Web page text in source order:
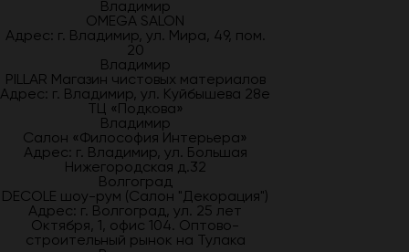
Владимир
OMEGA SALON
Адрес: г. Владимир, ул. Мира, 49, пом.
20
Владимир
PILLAR Магазин чистовых материалов
Адрес: г. Владимир, ул. Куйбышева 28е
ТЦ «Подкова»
Владимир
Салон «Философия Интерьера»
Адрес: г. Владимир, ул. Большая
Нижегородская д.32
Волгоград
DECOLE шоу-рум (Салон "Декорация")
Адрес: г. Волгоград, ул. 25 лет
Октября, 1, офис 104. Оптово-
строительный рынок на Тулака